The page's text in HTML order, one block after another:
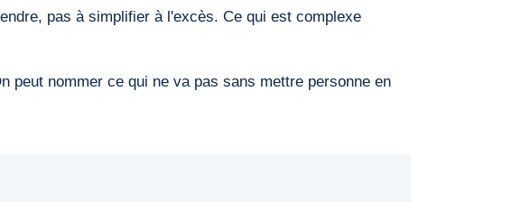
pas à simplifier à l'excès. Ce qui est complexe
peut nommer ce qui ne va pas sans mettre personne en